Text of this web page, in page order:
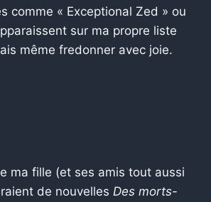
comme « Exceptional Zed » ou
sur ma propre liste
même fredonner avec joie.
ma fille (et ses amis tout aussi
de nouvelles Des morts-